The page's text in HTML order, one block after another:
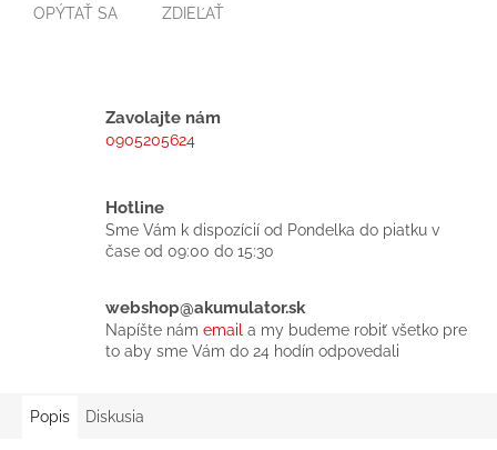
OPÝTAŤ SA ZDIEĽAŤ
Zavolajte nám
0905205624
Hotline
Sme Vám k dispozícií od Pondelka do piatku v
čase od 09:00 do 15:30
webshop@akumulator.sk
Napíšte nám email a my budeme robiť všetko pre
to aby sme Vám do 24 hodín odpovedali
Popis Diskusia